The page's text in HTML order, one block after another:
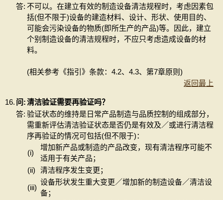
答: 不可以。在建立有效的制造设备清洁规程时，考虑因素包
括(但不限于)设备的建造材料、设计、形状、使用目的、
可能会污染设备的物质(即所生产的产品)等。因此，建立
个别制造设备的清洁规程时，不应只考虑造成设备的材
料。
(相关参考《指引》条款：4.2、4.3、第7章原则)
返回最上
16. 问:清洁验证需要再验证吗？
答: 验证状态的维持是日常产品制造与品质控制的组成部分，
需重新评估清洁验证状态是否仍是有效及／或进行清洁程
序再验证的情况可包括(但不限于)：
(i)
增加新产品或制造的产品改变，现有清洁程序可能不
适用于有关产品；
(ii)
清洁程序发生变更；
(iii)
设备形状发生重大变更／增加新的制造设备／清洁设
备；